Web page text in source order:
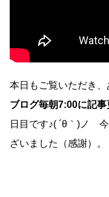
本日もご覧いただき
ブログ毎朝7:00に記
日目です♪( ´θ｀)ノ
ざいました（感謝）。